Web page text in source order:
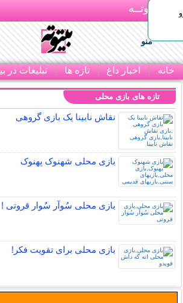
بـیتوتــه
منو
خانه اخبار داغ تازه ها تبلیغات در
تازه های بازی محلی
نقاش نابینا یک بازی گروهی
بازی محلی شهنوک پهنوک
بازی محلی سُوآر سُوار قروتی !
بازی محلی برای تقویت فکر!